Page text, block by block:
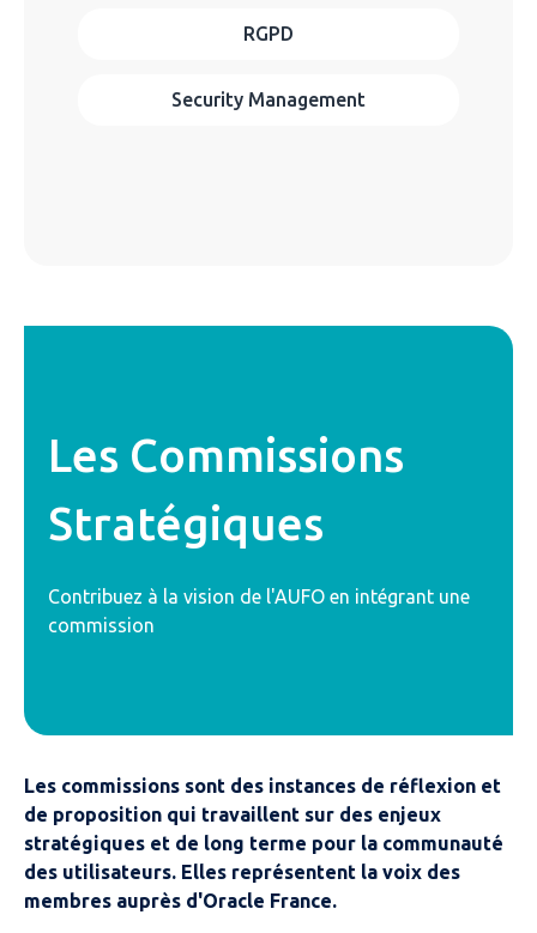
RGPD
Security Management
Les Commissions
Stratégiques
Contribuez à la vision de l'AUFO en intégrant une
commission
Les commissions sont des instances de réflexion et
de proposition qui travaillent sur des enjeux
stratégiques et de long terme pour la communauté
des utilisateurs. Elles représentent la voix des
membres auprès d'Oracle France.